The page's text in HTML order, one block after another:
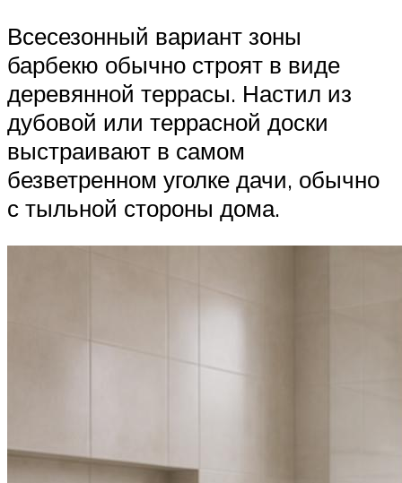
Всесезонный вариант зоны
барбекю обычно строят в виде
деревянной террасы. Настил из
дубовой или террасной доски
выстраивают в самом
безветренном уголке дачи, обычно
с тыльной стороны дома.